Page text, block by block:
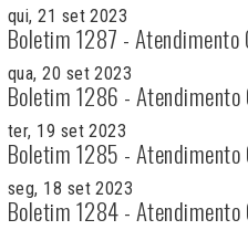
qui, 21 set 2023
Boletim 1287 - Atendimento
qua, 20 set 2023
Boletim 1286 - Atendimento
ter, 19 set 2023
Boletim 1285 - Atendimento
seg, 18 set 2023
Boletim 1284 - Atendimento